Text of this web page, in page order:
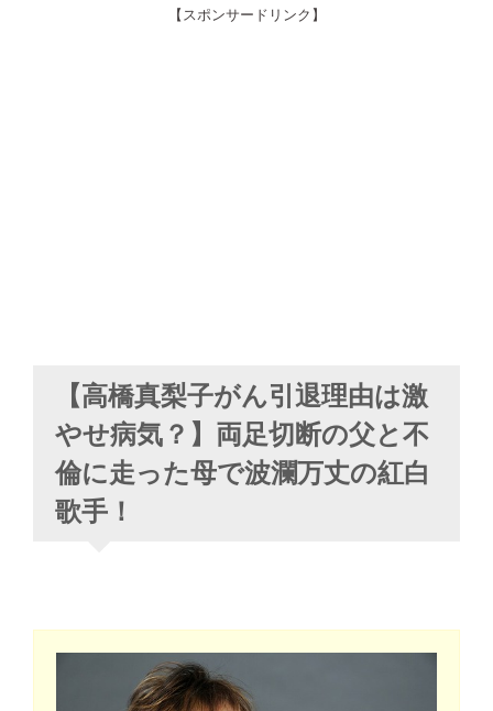
【スポンサードリンク】
【高橋真梨子がん引退理由は激
やせ病気？】両足切断の父と不
倫に走った母で波瀾万丈の紅白
歌手！